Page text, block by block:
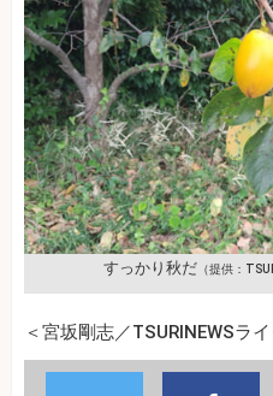
すっかり秋だ （提供：
＜宮坂剛志／TSURINEWSライ